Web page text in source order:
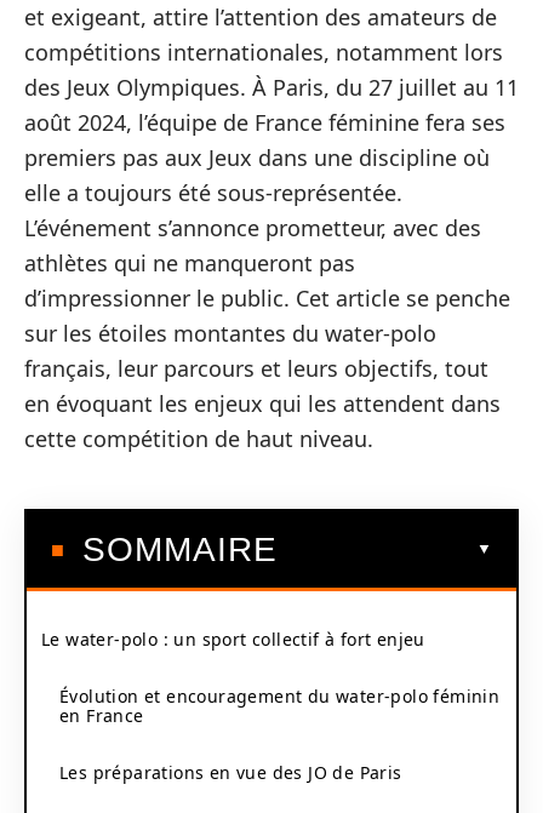
et exigeant, attire l’attention des amateurs de
compétitions internationales, notamment lors
des Jeux Olympiques. À Paris, du 27 juillet au 11
août 2024, l’équipe de France féminine fera ses
premiers pas aux Jeux dans une discipline où
elle a toujours été sous-représentée.
L’événement s’annonce prometteur, avec des
athlètes qui ne manqueront pas
d’impressionner le public. Cet article se penche
sur les étoiles montantes du water-polo
français, leur parcours et leurs objectifs, tout
en évoquant les enjeux qui les attendent dans
cette compétition de haut niveau.
SOMMAIRE
Le water-polo : un sport collectif à fort enjeu
Évolution et encouragement du water-polo féminin
en France
Les préparations en vue des JO de Paris